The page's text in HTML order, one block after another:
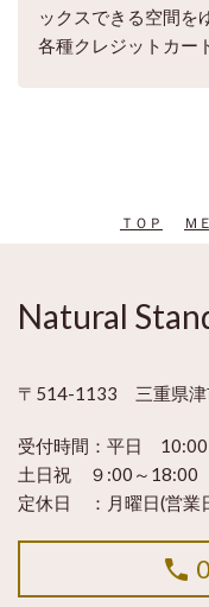
ックスできる空間を
各種クレジットカー
ＴＯＰ Ｍ
Natural
〒514-1133 三重県津
受付時間： 平日 10:00
土日祝 ９:00～18:00
定休日 ： 月曜日(営業